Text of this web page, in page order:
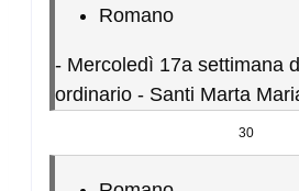
Romano
- Mercoledì 17a settimana
ordinario - Santi Marta
30